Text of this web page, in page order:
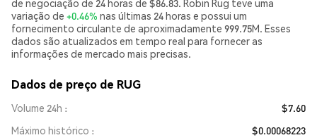
de negociação de 24 horas de $86.83. Robin Rug teve uma
variação de +0.46% nas últimas 24 horas e possui um
fornecimento circulante de aproximadamente 999.75M. Esses
dados são atualizados em tempo real para fornecer as
informações de mercado mais precisas.
Dados de preço de RUG
Volume 24h
$7.60
Máximo histórico
$0.00068223